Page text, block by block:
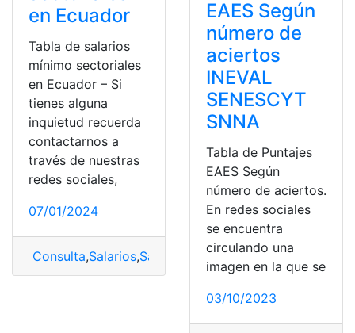
en Ecuador
Tabla de salarios
mínimo sectoriales
en Ecuador – Si
tienes alguna
inquietud recuerda
contactarnos a
través de nuestras
redes sociales,
07/01/2024
Consulta,Salarios,Salarios Mínimos Sectoriales
EAES Según
número de
aciertos
INEVAL
SENESCYT
SNNA
Tabla de Puntajes
EAES Según
número de aciertos.
En redes sociales
se encuentra
circulando una
imagen en la que se
03/10/2023